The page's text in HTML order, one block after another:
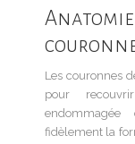
Les couronnes
pour
fidèlement la